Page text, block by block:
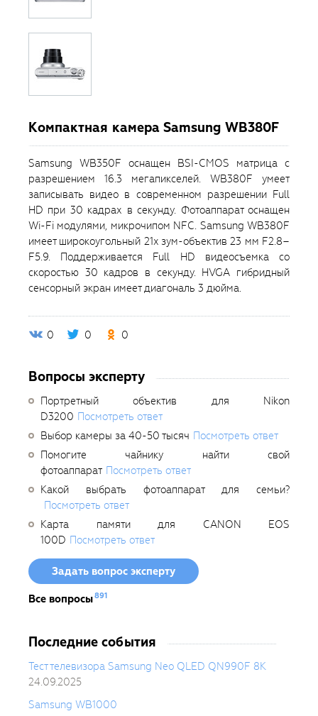
Компактная камера Samsung WB380F
Samsung WB350F оснащен BSI-CMOS матрица с
разрешением 16.3 мегапикселей. WB380F умеет
записывать видео в современном разрешении Full
HD при 30 кадрах в секунду. Фотоаппарат оснащен
Wi-Fi модулями, микрочипом NFC. Samsung WB380F
имеет широкоугольный 21x зум-объектив 23 мм F2.8–
F5.9. Поддерживается Full HD видеосъемка со
скоростью 30 кадров в секунду. HVGA гибридный
сенсорный экран имеет диагональ 3 дюйма.
0 0 0
Вопросы эксперту
Портретный объектив для Nikon
D3200 Посмотреть ответ
Выбор камеры за 40-50 тысяч Посмотреть ответ
Помогите чайнику найти свой
фотоаппарат Посмотреть ответ
Какой выбрать фотоаппарат для семьи?
Посмотреть ответ
Карта памяти для CANON EOS
100D Посмотреть ответ
Задать вопрос эксперту
Все вопросы891
Последние события
Тест телевизора Samsung Neo QLED QN990F 8K
24.09.2025
Samsung WB1000